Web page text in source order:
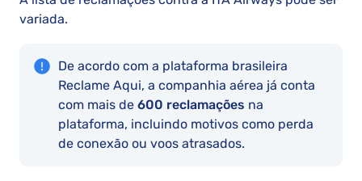
variada.
De acordo com a plataforma brasileira
Reclame Aqui, a companhia aérea já conta
com mais de 600 reclamações na
plataforma, incluindo motivos como perda
de conexão ou voos atrasados.